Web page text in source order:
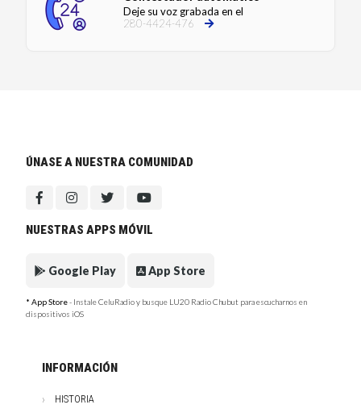
Deje su voz grabada en el
280-4424-476
ÚNASE A NUESTRA COMUNIDAD
NUESTRAS APPS MÓVIL
Google Play App Store
* App Store- Instale CeluRadio y busque LU20 Radio Chubut para escucharnos en
dispositivos iOS
INFORMACIÓN
HISTORIA